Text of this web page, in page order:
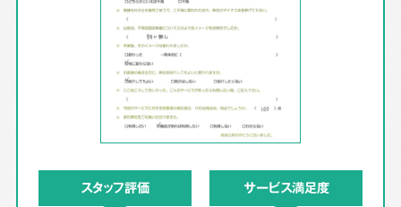
スタッフ評価 サービス満足度